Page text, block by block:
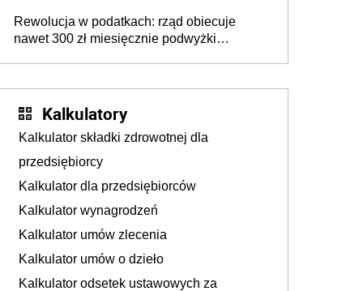
Rewolucja w podatkach: rząd obiecuje
nawet 300 zł miesięcznie podwyżki
Kalkulatory
Kalkulator składki zdrowotnej dla
przedsiębiorcy
Kalkulator dla przedsiębiorców
Kalkulator wynagrodzeń
Kalkulator umów zlecenia
Kalkulator umów o dzieło
Kalkulator odsetek ustawowych za